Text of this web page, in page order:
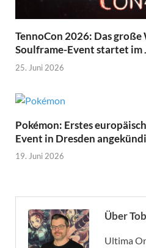
TennoCon 2026: Das
Soulframe-Event startet im
25. Juni 2026
Pokémon: Erstes
Event in Dresden
19. Juni 2026
Über
Ultima